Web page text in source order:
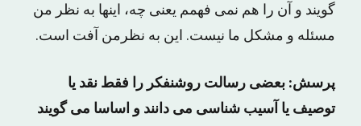
گویند و آن را هم نمی‌ فهمم یعنی چه، اینها به نظر من
مسئله و مشکل ما نیست. این‌ به نظرمن آفت است.
پرسش: بعضی‌ رسالت روشنفکر را فقط نقد یا
توصیف یا آسیب ‌شناسی می‌ دانند و اساسا می‌ گویند